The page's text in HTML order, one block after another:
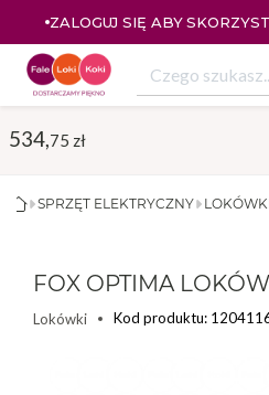
ZALOGUJ SIĘ ABY
SPRZĘT ELEKTRYCZNY
FOX OPTIMA
Lokówki Kod produktu:
534, 75 zł